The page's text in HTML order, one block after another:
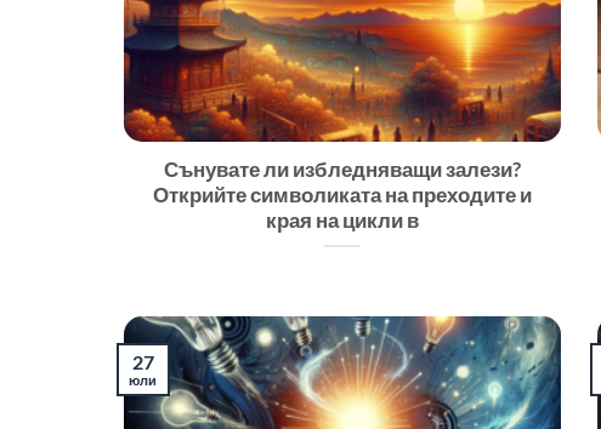
Сънувате ли избледняващи залези?
Открийте символиката на преходите и
края на цикли в
27
юли